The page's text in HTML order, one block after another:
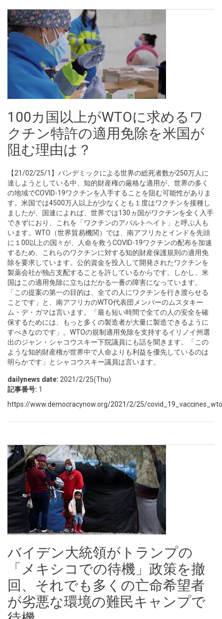
100カ国以上がWTOに求めるワ
クチン特許の適用免除を米国が
阻む理由は？
【21/02/25/1】パンデミックによる世界の総死者数が250万人に
達しようとしている中、知的財産権の厳格な適用が、世界の多く
の地域でCOVID-19ワクチンを入手することを阻む可能性がありま
す。米国では4500万人以上が少なくとも１度はワクチンを接種し
ましたが、国連によれば、世界では130ヵ国がワクチンを全く入手
できずにおり、これを「ワクチンのアパルトヘイト」と呼ぶ人も
います。WTO（世界貿易機関）では、南アフリカとインドを先頭
に１00以上の国々が、人命を救うCOVID-19ワクチンの配布を加速
するため、これらのワクチンに対する知的財産保護規則の適用免
除を要求しています。公的資金を投入して開発されたワクチンを
製薬会社が独占支配することを許しているからです。しかし、米
国はこの適用免除に立ちはだかる一番の障害になっています。
「この提案の第一の目的は、全ての人にワクチンを行き渡らせる
ことです」と、南アフリカのWTO代表団メンバーのムスタキー
ム・デ・ガマは言います。「最も短い時間で全ての人の安全を確
保するためには、もっと多くの製造者が大量に製造できるように
すべきなのです」。WTOの規制適用免除を支持するイリノイ州選
出のジャン・シャコウスキー下院議員にも話を聞きます。「この
ような知的財産権が世界中で人命よりも利益を優先しているのは
明らかです」とシャコウスキー議員は言います。
dailynews date: 2021/2/25(Thu)
記事番号: 1
https://www.democracynow.org/2021/2/25/
バイデン大統領がトランプの
「メキシコでの待機」政策を撤
回、それでも多くの亡命希望者
が劣悪な環境の難民キャンプで